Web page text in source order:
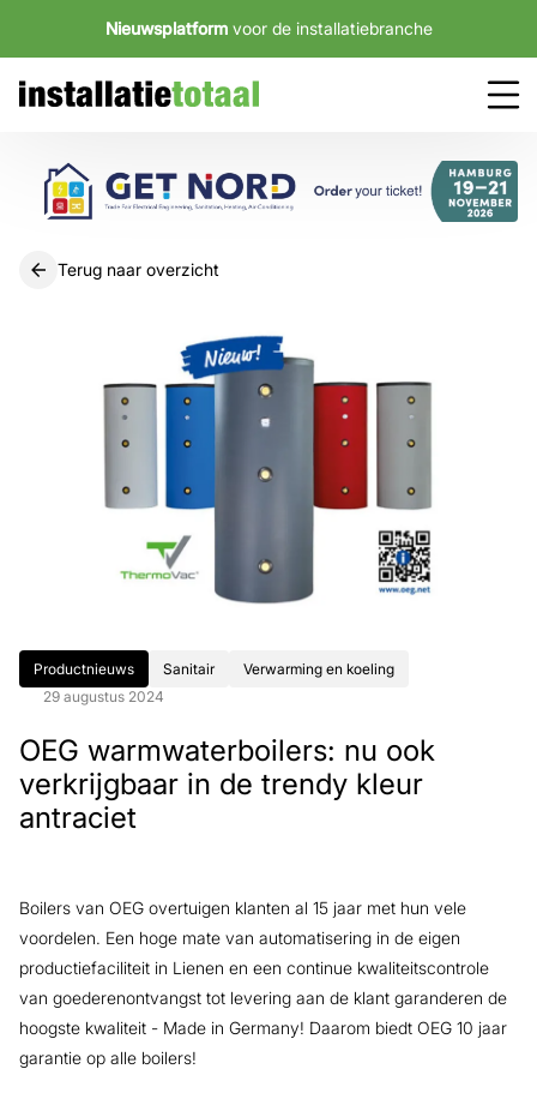
Nieuwsplatform voor de installatiebranche
Terug naar overzicht
Productnieuws Sanitair
Verwarming en koeling
29 augustus 2024
OEG warmwaterboilers: nu ook
verkrijgbaar in de trendy kleur
antraciet
Boilers van OEG overtuigen klanten al 15 jaar met hun vele
voordelen. Een hoge mate van automatisering in de eigen
productiefaciliteit in Lienen en een continue kwaliteitscontrole
van goederenontvangst tot levering aan de klant garanderen de
hoogste kwaliteit - Made in Germany! Daarom biedt OEG 10 jaar
garantie op alle boilers!